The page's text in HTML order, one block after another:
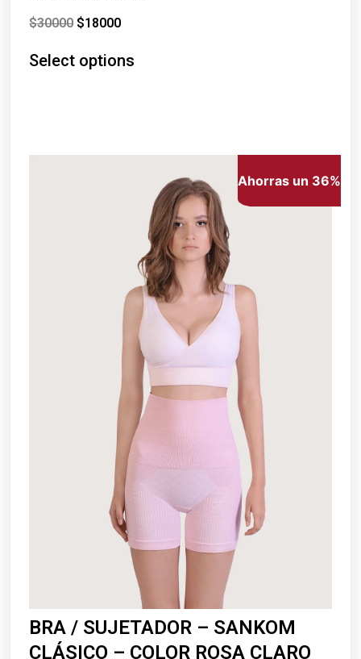
$30000 $18000
Select options
Ahorras un 36%
BRA / SUJETADOR – SANKOM
CLÁSICO – COLOR ROSA CLARO